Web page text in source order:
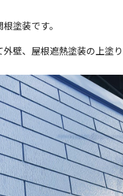
塗装です。
外壁、屋根遮熱塗装の上塗